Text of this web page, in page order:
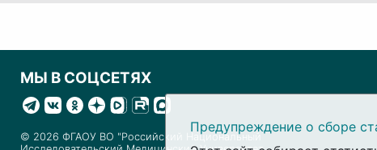
МЫ В СОЦСЕТЯХ
© 2026 ФГАОУ ВО "Российский Национальный
Предупреждение о сборе